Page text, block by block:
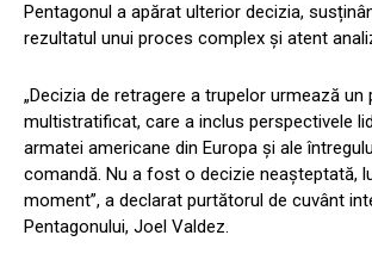
Pentagonul a apărat ulterior decizia,
rezultatul unui proces complex și atent
„Decizia de retragere a trupelor urmează
multistratificat, care a inclus perspectivele
armatei americane din Europa și ale
comandă. Nu a fost o decizie neașteptată,
moment”, a declarat purtătorul de cuvânt
Pentagonului, Joel Valdez.